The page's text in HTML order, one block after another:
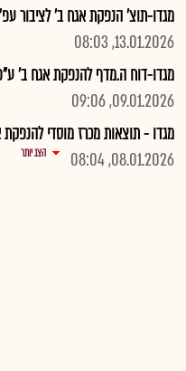
מגדו-תוצ' הנפקת אגח ב' לציבור עפ"י
13.01.2026, 08:03
מגדו-דוח ה.מדף להנפקת אגח ב' ע"פ
09.01.2026, 09:06
מגדו - תוצאות מכרז מוסדי
08.01.2026, 08:04
הצג יותר